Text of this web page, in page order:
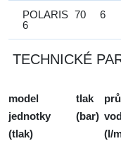
POLARIS
6
70 6
TECHNICKÉ
model
jednotky
(tlak)
tlak
(bar)
(l/